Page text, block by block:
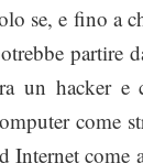
se, e fino a
partire
un hacker e
come
Internet come